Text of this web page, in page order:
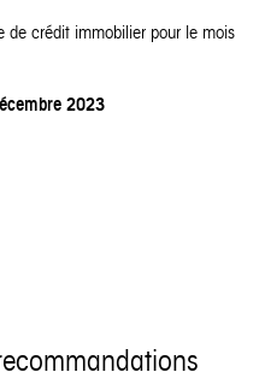
de crédit immobilier pour le mois
2023